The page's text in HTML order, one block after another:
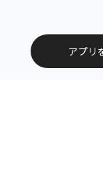
アプリ